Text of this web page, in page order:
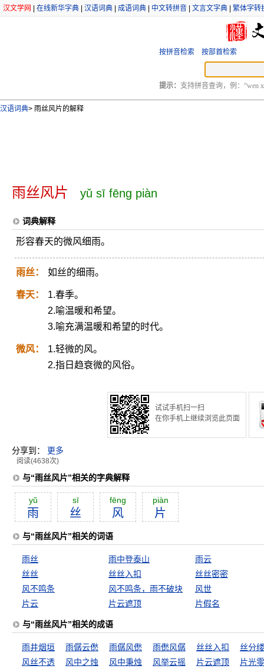
汉文学网 在线新华字典 汉语词典 成语词典 中文转拼音 文言文字典 繁体字转
按拼音检索 按部首检索
提示： 支持拼音查询，例：“wen
汉语词典> 雨丝风片的解释
雨丝风片 yǔ sī fēng piàn
词典解释
形容春天的微风细雨。
雨丝： 如丝的细雨。
春天：
1.春季。
2.喻温暖和希望。
3.喻充满温暖和希望的时代。
微风：
1.轻微的风。
2.指日趋衰微的风俗。
试试手机扫一扫
在你手机上继续浏览此页面
分享到： 更多
阅读(4638次)
与“雨丝风片”相关的字典解释
yŭ
雨
sī
丝
fēng
风
piàn
片
与“雨丝风片”相关的词语
雨丝 雨中登泰山
雨云
丝丝
丝丝入扣
丝丝密密
风不鸣条
风不鸣条，雨不破块
风世
片云
片云遮顶 片假名
与“雨丝风片”相关的成语
雨井烟垣 雨僝云僽 雨僝风僽 雨僽风僝 丝丝入扣
丝分
风丝不透
风中之烛 风中秉烛 风举云摇 片云遮顶 片光